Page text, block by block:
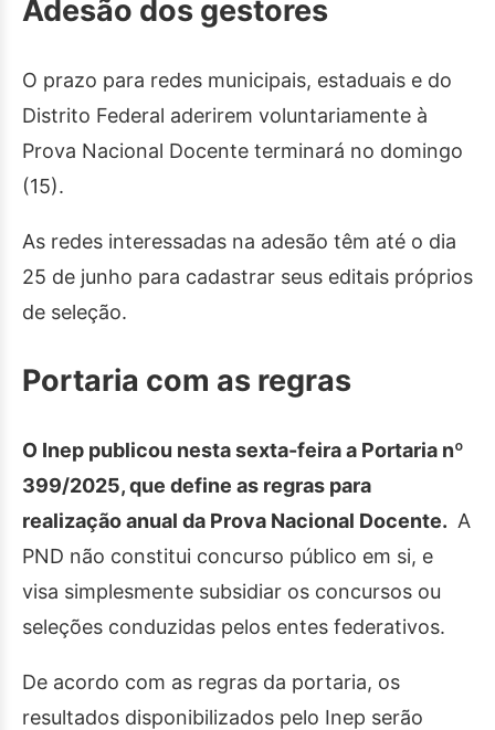
Adesão dos gestores
O prazo para redes municipais, estaduais e do
Distrito Federal aderirem voluntariamente à
Prova Nacional Docente terminará no domingo
(15).
As redes interessadas na adesão têm até o dia
25 de junho para cadastrar seus editais próprios
de seleção.
Portaria com as regras
O Inep publicou nesta sexta-feira a Portaria nº
399/2025, que define as regras para
realização anual da Prova Nacional Docente. A
PND não constitui concurso público em si, e
visa simplesmente subsidiar os concursos ou
seleções conduzidas pelos entes federativos.
De acordo com as regras da portaria, os
resultados disponibilizados pelo Inep serão